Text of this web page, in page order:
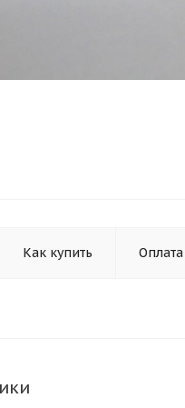
Как купить Оплата